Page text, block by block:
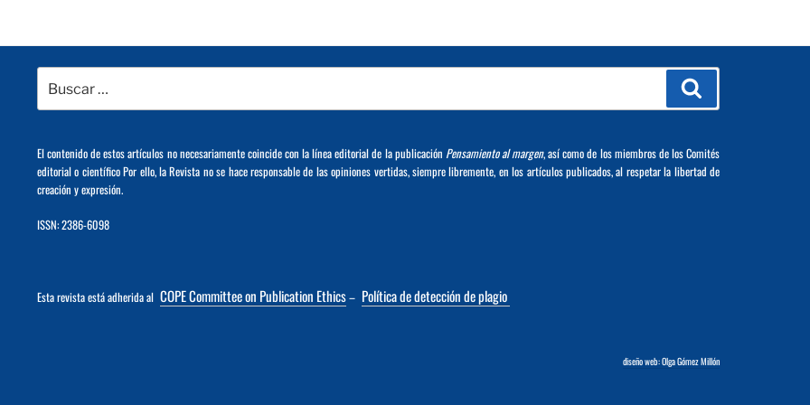
Buscar
por:
El contenido de estos artículos no necesariamente coincide con la línea editorial de la publicación Pensamiento al margen, así como de los miembros de los Comités
editorial o científico Por ello, la Revista no se hace responsable de las opiniones vertidas, siempre libremente, en los artículos publicados, al respetar la libertad de
creación y expresión.
ISSN: 2386-6098
Esta revista está adherida al COPE Committee on Publication Ethics– Política de detección de plagio
diseño web: Olga Gómez Millón